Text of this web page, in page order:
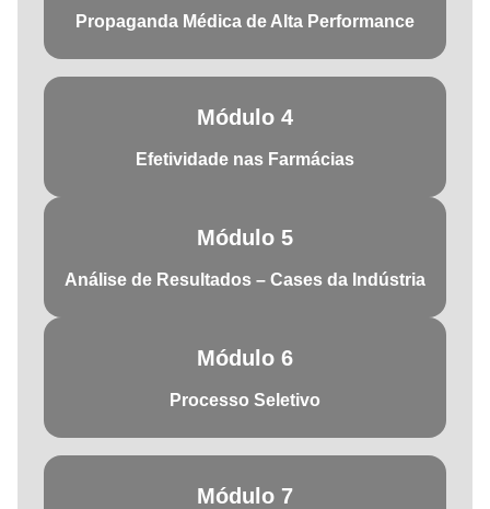
Propaganda Médica de Alta Performance
Módulo 4
Efetividade nas Farmácias
Módulo 5
Análise de Resultados – Cases da Indústria
Módulo 6
Processo Seletivo
Módulo 7